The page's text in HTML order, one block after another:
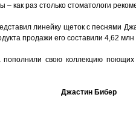
как раз столько стоматологи
линейку щеток с песнями
продажи его составили 4,62
пополнили свою коллекцию
Джастин Бибер